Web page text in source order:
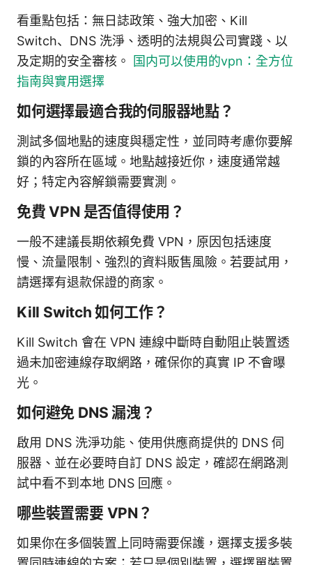
看重點包括：無日誌政策、強大加密、Kill
Switch、DNS 洗淨、透明的法規與公司實踐、以
及定期的安全審核。
国内可以使用的vpn：全方位
指南與實用選擇
如何選擇最適合我的伺服器地點？
測試多個地點的速度與穩定性，並同時考慮你要解
鎖的內容所在區域。地點越接近你，速度通常越
好；特定內容解鎖需要實測。
免費 VPN 是否值得使用？
一般不建議長期依賴免費 VPN，原因包括速度
慢、流量限制、強烈的資料販售風險。若要試用，
請選擇有退款保證的商家。
Kill Switch 如何工作？
Kill Switch 會在 VPN 連線中斷時自動阻止裝置透
過未加密連線存取網路，確保你的真實 IP 不會曝
光。
如何避免 DNS 漏洩？
啟用 DNS 洗淨功能、使用供應商提供的 DNS 伺
服器、並在必要時自訂 DNS 設定，確認在網路測
試中看不到本地 DNS 回應。
哪些裝置需要 VPN？
如果你在多個裝置上同時需要保護，選擇支援多裝